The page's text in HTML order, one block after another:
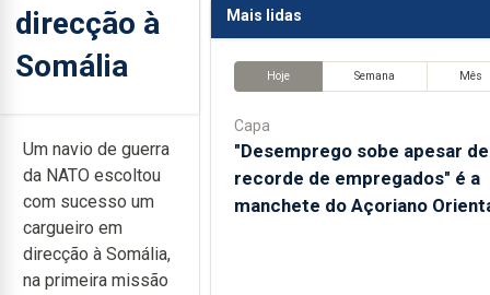
direcção à
Somália
Um navio de guerra
da NATO escoltou
com sucesso um
cargueiro em
direcção à Somália,
na primeira missão
Mais lidas
Hoje Semana Mês
Capa
"Desemprego sobe apesar de
recorde de empregados" é a
manchete do Açoriano